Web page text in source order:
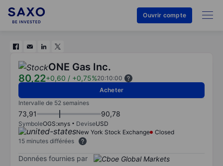
Ouvrir compte
ONE Gas Inc.
80,22+0,60 / +0,75%20:10:00
Acheter
Intervalle de 52 semaines
73,91 90,78
SymboleOGS:xnys DeviseUSD
New York Stock Exchange
Closed
15 minutes différées
Données fournies par